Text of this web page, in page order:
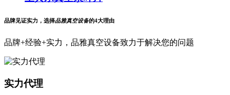
品牌见证实力，选择品雅真空设备的4大理由
品牌+经验+实力，品雅真空设备致力于解决您的问题
实力代理